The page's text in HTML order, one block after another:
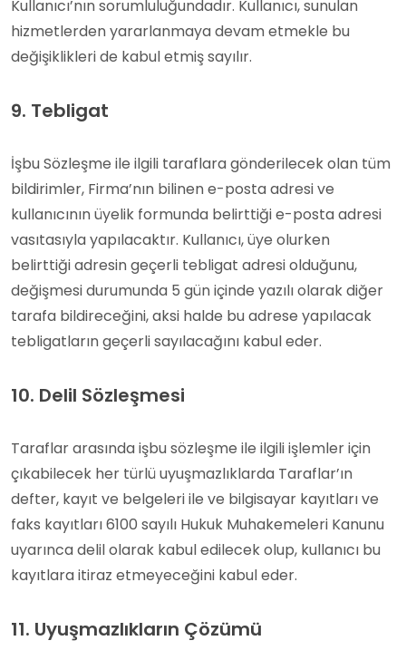
Kullanıcı’nın sorumluluğundadır. Kullanıcı, sunulan
hizmetlerden yararlanmaya devam etmekle bu
değişiklikleri de kabul etmiş sayılır.
9. Tebligat
İşbu Sözleşme ile ilgili taraflara gönderilecek olan tüm
bildirimler, Firma’nın bilinen e-posta adresi ve
kullanıcının üyelik formunda belirttiği e-posta adresi
vasıtasıyla yapılacaktır. Kullanıcı, üye olurken
belirttiği adresin geçerli tebligat adresi olduğunu,
değişmesi durumunda 5 gün içinde yazılı olarak diğer
tarafa bildireceğini, aksi halde bu adrese yapılacak
tebligatların geçerli sayılacağını kabul eder.
10. Delil Sözleşmesi
Taraflar arasında işbu sözleşme ile ilgili işlemler için
çıkabilecek her türlü uyuşmazlıklarda Taraflar’ın
defter, kayıt ve belgeleri ile ve bilgisayar kayıtları ve
faks kayıtları 6100 sayılı Hukuk Muhakemeleri Kanunu
uyarınca delil olarak kabul edilecek olup, kullanıcı bu
kayıtlara itiraz etmeyeceğini kabul eder.
11. Uyuşmazlıkların Çözümü